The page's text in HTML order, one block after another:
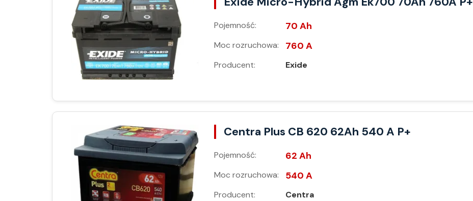
Pojemność: 70 Ah
Moc rozruchowa: 760 A
Producent: Exide
Centra Plus CB 620 62Ah 540 A P+
Pojemność: 62 Ah
Moc rozruchowa: 540 A
Producent: Centra